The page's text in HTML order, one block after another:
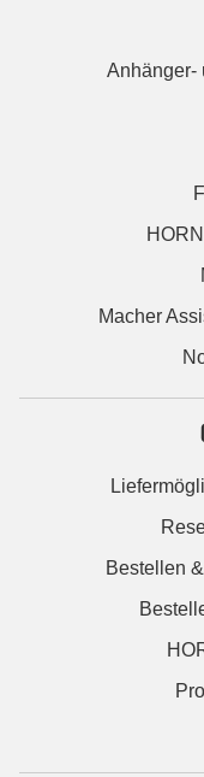
Anhänger-
Macher
Bestellen